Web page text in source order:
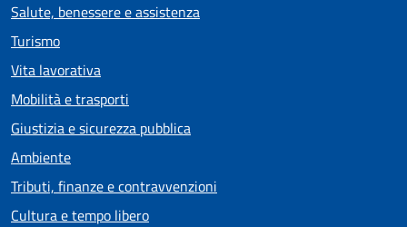
Salute, benessere e assistenza
Turismo
Vita lavorativa
Mobilità e trasporti
Giustizia e sicurezza pubblica
Ambiente
Tributi, finanze e contravvenzioni
Cultura e tempo libero